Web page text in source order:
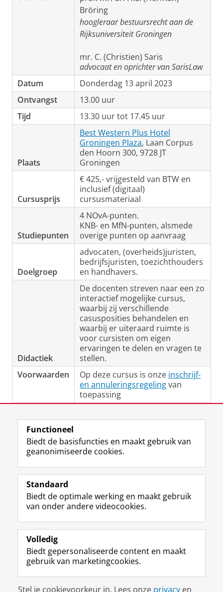
Bröring
hoogleraar bestuursrecht aan de
Rijksuniversiteit Groningen
mr. C. (Christien) Saris
advocaat en oprichter van SarisLaw
Datum
Donderdag 13 april 2023
Ontvangst
13.00 uur
Tijd
13.30 uur tot 17.45 uur
Plaats
Best Western Plus Hotel
Groningen Plaza, Laan Corpus
den Hoorn 300, 9728 JT
Groningen
Cursusprijs
€ 425,- vrijgesteld van BTW en
inclusief (digitaal)
cursusmateriaal
Studiepunten
4 NOvA-punten.
KNB- en MfN-punten, alsmede
overige punten op aanvraag
Doelgroep
advocaten, (overheids)juristen,
bedrijfsjuristen, toezichthouders
en handhavers.
Didactiek
De docenten streven naar een zo
interactief mogelijke cursus,
waarbij zij verschillende
casusposities behandelen en
waarbij er uiteraard ruimte is
voor cursisten om eigen
ervaringen te delen en vragen te
stellen.
Voorwaarden
Op deze cursus is onze inschrijf-
en annuleringsregelingvan
toepassing
Laatst gewijzigd: 11 juni 2025 12:12
Volg de RUG
F
a
e
b
o
p
a
i
n
L
i
k
e
I
-
p
g
i
R
S
-
f
e
R
k
s
I
n
t
r
m
c
c
Y
o
T
e
k
a
a
Studiekiezers
Alumni
Over ons
Disclaimer & Copyright
Functioneel
Biedt de basisfuncties en maakt gebruik van
geanonimiseerde cookies.
Standaard
Biedt de optimale werking en maakt gebruik
van onder andere videocookies.
Volledig
Biedt gepersonaliseerde content en maakt
gebruik van marketingcookies.
Stel je cookievoorkeur in. Lees onze privacy en